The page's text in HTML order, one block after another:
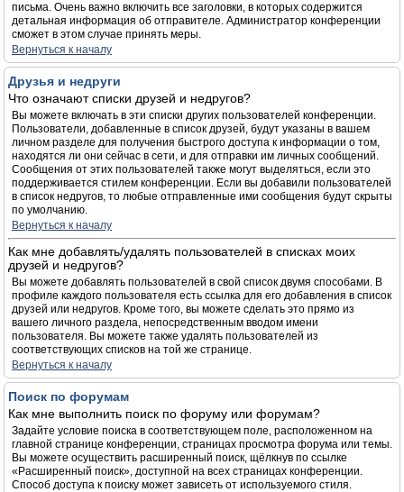
письма. Очень важно включить все заголовки, в которых содержится
детальная информация об отправителе. Администратор конференции
сможет в этом случае принять меры.
Вернуться к началу
Друзья и недруги
Что означают списки друзей и недругов?
Вы можете включать в эти списки других пользователей конференции.
Пользователи, добавленные в список друзей, будут указаны в вашем
личном разделе для получения быстрого доступа к информации о том,
находятся ли они сейчас в сети, и для отправки им личных сообщений.
Сообщения от этих пользователей также могут выделяться, если это
поддерживается стилем конференции. Если вы добавили пользователей
в список недругов, то любые отправленные ими сообщения будут скрыты
по умолчанию.
Вернуться к началу
Как мне добавлять/удалять пользователей в списках моих
друзей и недругов?
Вы можете добавлять пользователей в свой список двумя способами. В
профиле каждого пользователя есть ссылка для его добавления в список
друзей или недругов. Кроме того, вы можете сделать это прямо из
вашего личного раздела, непосредственным вводом имени
пользователя. Вы можете также удалять пользователей из
соответствующих списков на той же странице.
Вернуться к началу
Поиск по форумам
Как мне выполнить поиск по форуму или форумам?
Задайте условие поиска в соответствующем поле, расположенном на
главной странице конференции, страницах просмотра форума или темы.
Вы можете осуществить расширенный поиск, щёлкнув по ссылке
«Расширенный поиск», доступной на всех страницах конференции.
Способ доступа к поиску может зависеть от используемого стиля.